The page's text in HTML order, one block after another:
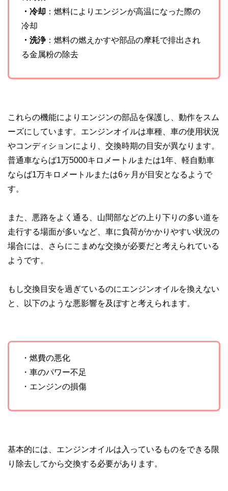
・冷却 ：燃料によりエンジンが高温になった際の
冷却
・洗浄：燃料の燃えかすや部品の摩耗で排出され
る金属粉の除去
これらの機能によりエンジンの部品を保護し、動作をスム
ーズにしています。エンジンオイルは車種、車の使用状況
やコンディションにより、交換時期の目安が異なります。
普通車ならば1万5000キロメートルまたは1年、軽自動車
ならば1万キロメートルまたは6ヶ月が目安となるようで
す。
また、悪路をよく通る、山間部などの上り下りの多い道を
走行する場面が多いなど、車に負荷がかかりやすい状況の
場合には、さらにこまめな交換が必要だと考えられている
ようです。
もし交換目安を過ぎているのにエンジンオイルを換えない
と、以下のような悪影響を及ぼすと考えられます。
・燃費の悪化
・車のパワー不足
・エンジンの損傷
基本的には、エンジンオイルは入っているものをできる限
り除去してから交換する必要があります。